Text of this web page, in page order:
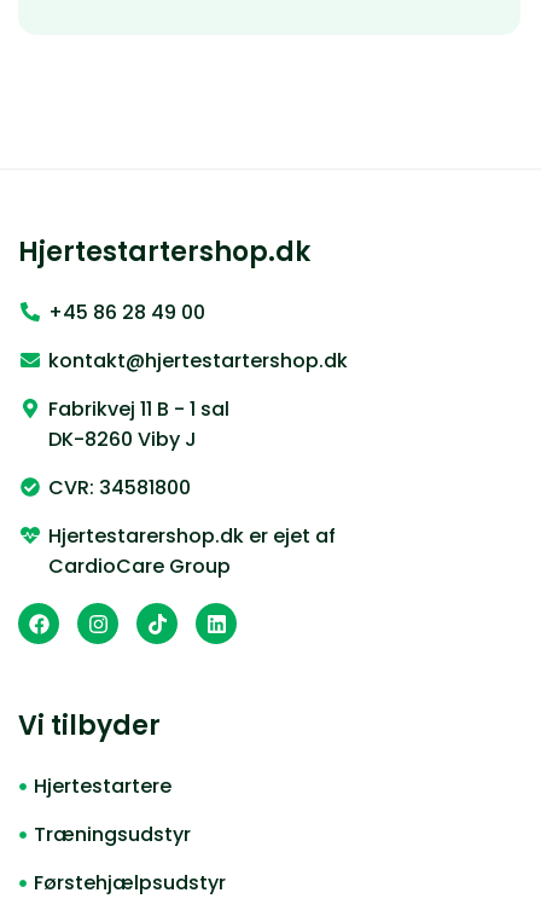
Hjertestartershop.dk
+45 86 28 49 00
kontakt@hjertestartershop.dk
Fabrikvej 11 B - 1 sal
DK-8260 Viby J
CVR: 34581800
Hjertestarershop.dk er ejet af
CardioCare Group
Vi tilbyder
Hjertestartere
Træningsudstyr
Førstehjælpsudstyr